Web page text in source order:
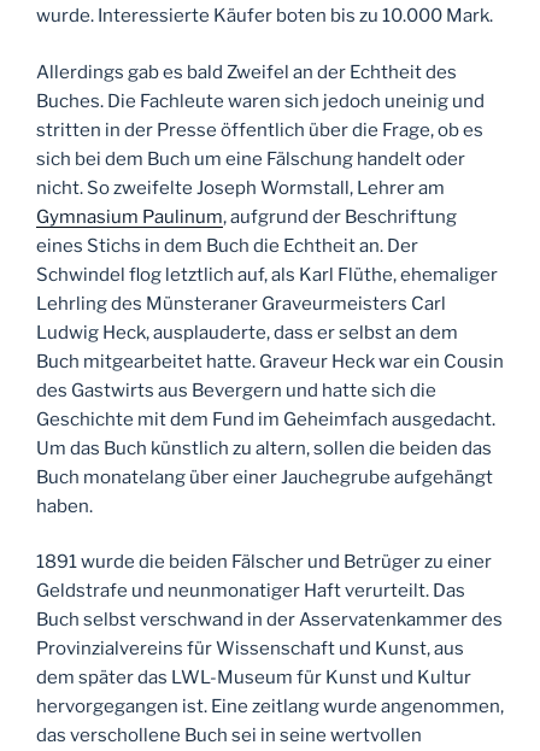
wurde. Interessierte Käufer boten bis zu 10.000 Mark.
Allerdings gab es bald Zweifel an der Echtheit des
Buches. Die Fachleute waren sich jedoch uneinig und
stritten in der Presse öffentlich über die Frage, ob es
sich bei dem Buch um eine Fälschung handelt oder
nicht. So zweifelte Joseph Wormstall, Lehrer am
Gymnasium Paulinum, aufgrund der Beschriftung
eines Stichs in dem Buch die Echtheit an. Der
Schwindel flog letztlich auf, als Karl Flüthe, ehemaliger
Lehrling des Münsteraner Graveurmeisters Carl
Ludwig Heck, ausplauderte, dass er selbst an dem
Buch mitgearbeitet hatte. Graveur Heck war ein Cousin
des Gastwirts aus Bevergern und hatte sich die
Geschichte mit dem Fund im Geheimfach ausgedacht.
Um das Buch künstlich zu altern, sollen die beiden das
Buch monatelang über einer Jauchegrube aufgehängt
haben.
1891 wurde die beiden Fälscher und Betrüger zu einer
Geldstrafe und neunmonatiger Haft verurteilt. Das
Buch selbst verschwand in der Asservatenkammer des
Provinzialvereins für Wissenschaft und Kunst, aus
dem später das LWL-Museum für Kunst und Kultur
hervorgegangen ist. Eine zeitlang wurde angenommen,
das verschollene Buch sei in seine wertvollen